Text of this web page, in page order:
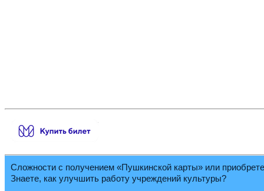
Сложности с получением «Пушкинской карты» или
Знаете, как улучшить работу учреждений культуры?